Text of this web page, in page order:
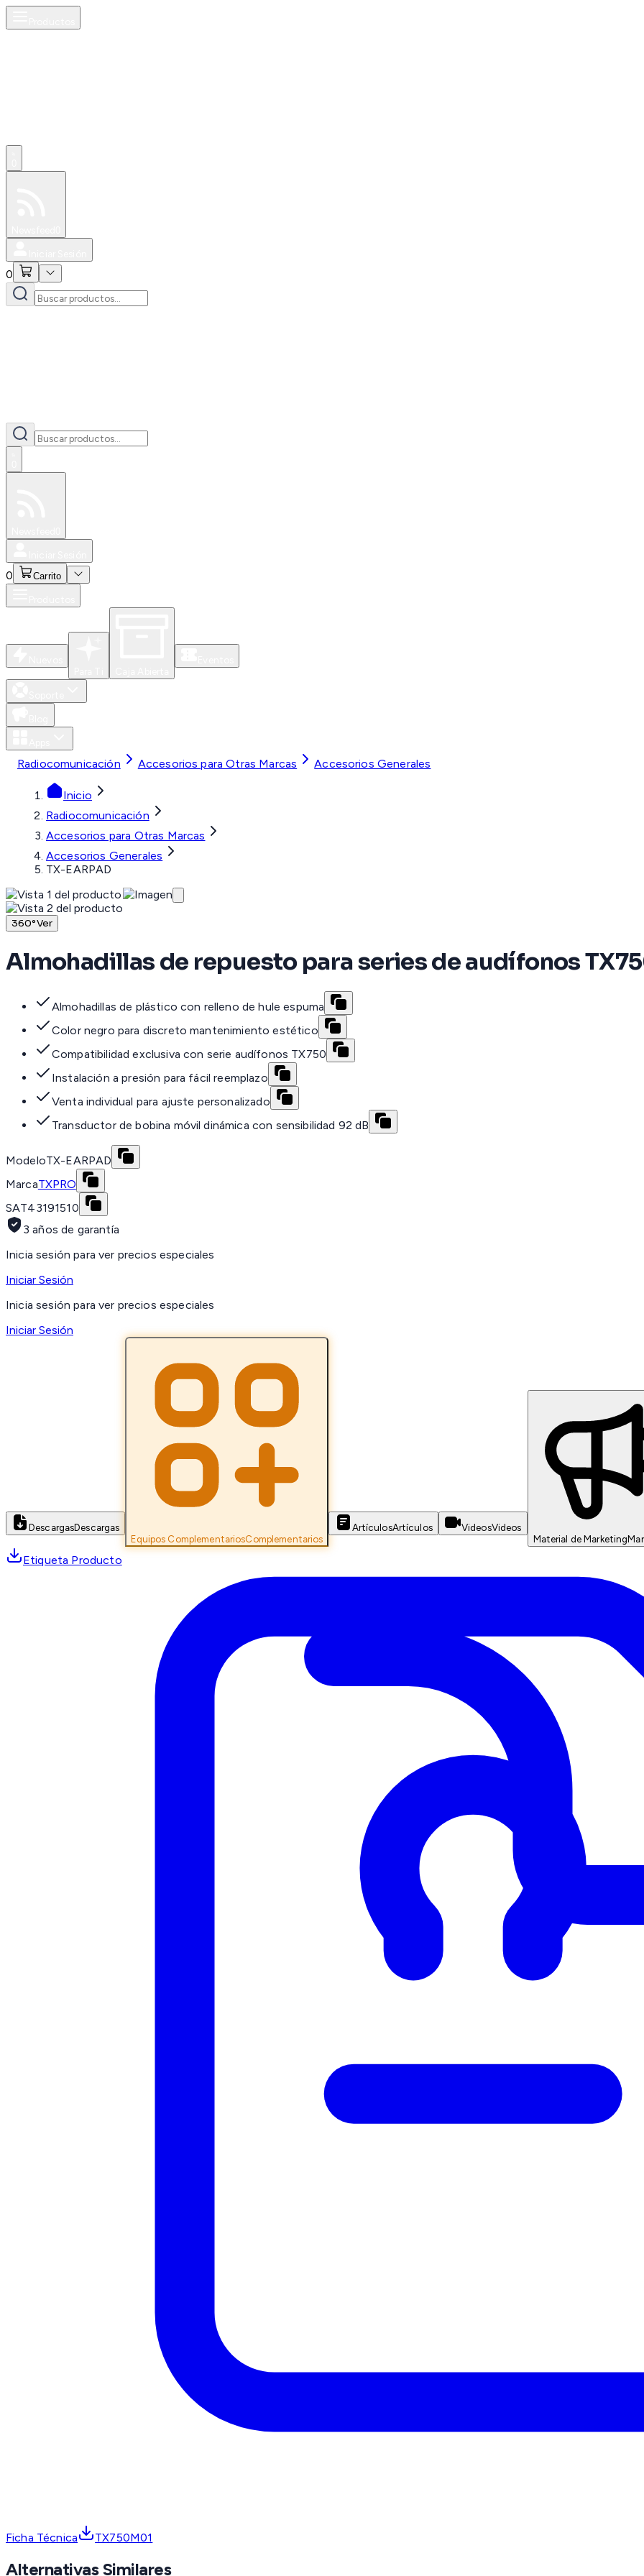
0
0 Carrito
Radiocomunicación Accesorios para Otras Marcas Accesorios Generales
Inicio
Radiocomunicación
Accesorios para Otras Marcas
Accesorios Generales
TX-EARPAD
360°Ver
Almohadillas de repuesto para series de audífonos
Almohadillas de plástico con relleno de hule espuma
Color negro para discreto mantenimiento estético
Compatibilidad exclusiva con serie audífonos TX750
Instalación a presión para fácil reemplazo
Venta individual para ajuste personalizado
Transductor de bobina móvil dinámica con sensibilidad 92 dB
ModeloTX-EARPAD
MarcaTXPRO
SAT43191510
3 años de garantía
Inicia sesión para ver precios especiales
Iniciar Sesión
Inicia sesión para ver precios especiales
Iniciar Sesión
DescargasDescargas
Equipos ComplementariosComplementarios
ArtículosArtículos VideosVideos
Material de Marketing
Etiqueta Producto
Ficha Técnica TX750M01
Alternativas Similares